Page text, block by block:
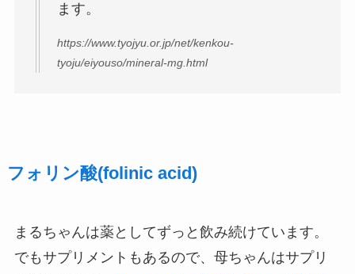
ます。
https://www.tyojyu.or.jp/net/kenkou-
tyoju/eiyouso/mineral-mg.html
フォリン酸(folinic acid)
まるちゃんは薬としてずっと飲み続けています。
でもサプリメントもあるので、母ちゃんはサプリ